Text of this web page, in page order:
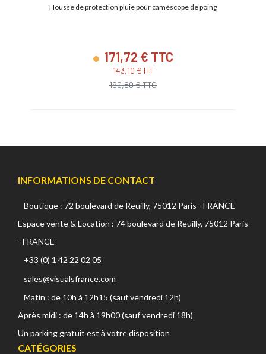
Housse de protection pluie pour caméscope de poing
171,72 € TTC
143,10 € HT
190,80 € TTC
INFORMATIONS DE CONTACT
Boutique : 72 boulevard de Reuilly, 75012 Paris - FRANCE
Espace vente & Location : 74 boulevard de Reuilly, 75012 Paris
- FRANCE
+33 (0) 1 42 22 02 05
sales@visualsfrance.com
Matin : de 10h à 12h15 (sauf vendredi 12h)
Après midi : de 14h à 19h00 (sauf vendredi 18h)
Un parking gratuit est à votre disposition
CATÉGORIES